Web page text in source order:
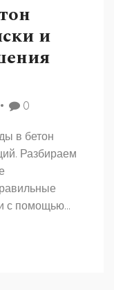
и
0
в бетон
Разбираем
с помощью